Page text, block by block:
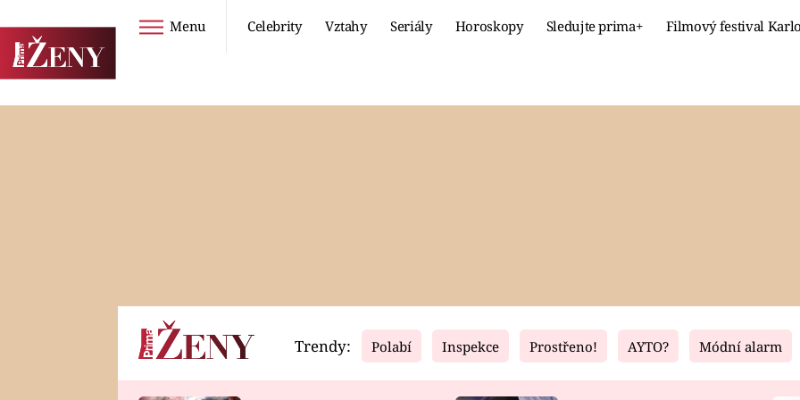
Menu Celebrity Vztahy Seriály Horoskopy Sledujte prima+ Filmový festival
Horoskopy Video Fresh Living
Trendy: Polabí Inspekce Prostřeno! AYTO? Módní alarm